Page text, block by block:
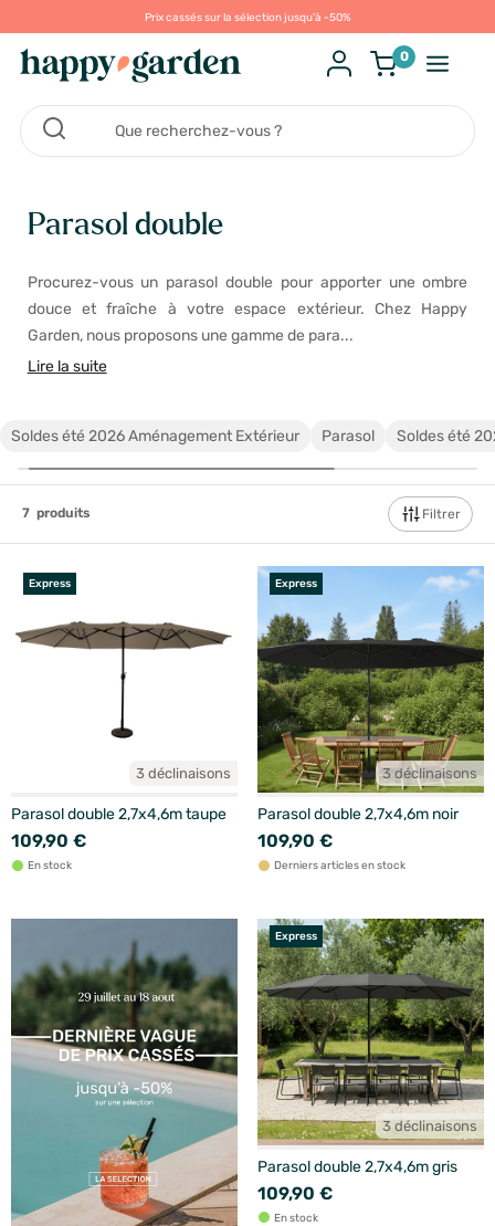
Prix cassés sur la sélection jusqu'à -50%
0
Parasol double
Procurez-vous un parasol double pour apporter une ombre
douce et fraîche à votre espace extérieur. Chez Happy
Garden, nous proposons une gamme de para...
Lire la suite
Soldes été 2026 Aménagement Extérieur Parasol Soldes été
7 produits Filtrer
Express
3 déclinaisons
Parasol double 2,7x4,6m taupe
109,90 €
En stock
Express
3 déclinaisons
Parasol double 2,7x4,6m noir
109,90 €
Derniers articles en stock
Express
3 déclinaisons
Parasol double 2,7x4,6m gris
109,90 €
En stock